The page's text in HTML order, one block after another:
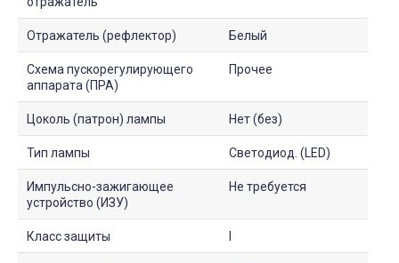
Отражатель (рефлектор) Белый
Схема пускорегулирующего
аппарата (ПРА)
Прочее
Цоколь (патрон) лампы Нет (без)
Тип лампы Светодиод. (LED)
Импульсно-зажигающее
устройство (ИЗУ)
Не требуется
Класс защиты